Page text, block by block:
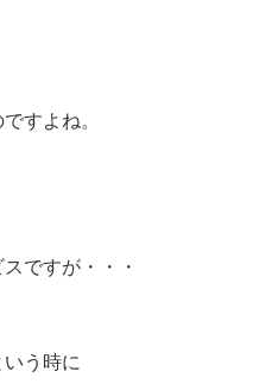
すよね。
ですが・・・
う時に